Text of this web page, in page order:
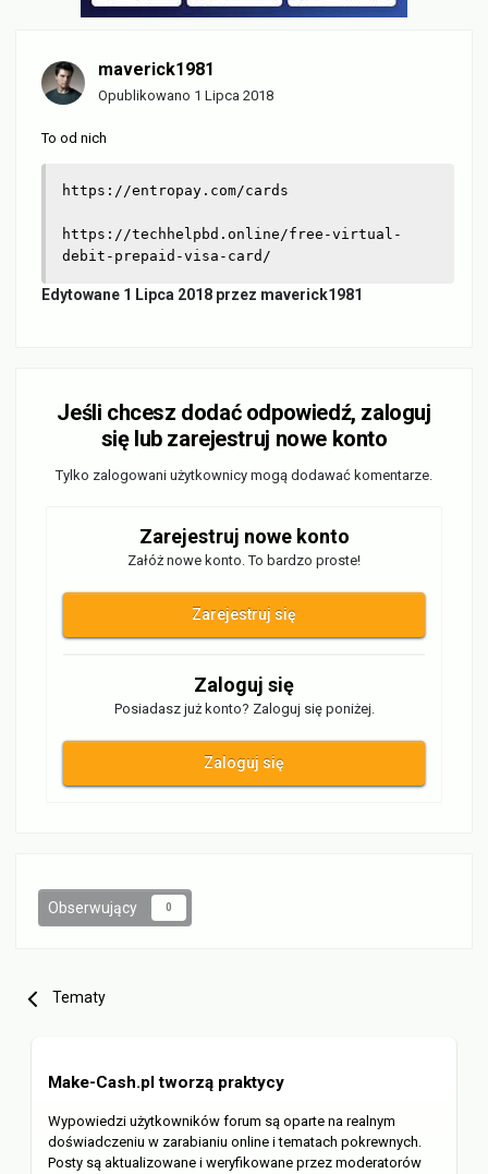
maverick1981
Opublikowano 1 Lipca 2018
To od nich
https://entropay.com/cards
https://techhelpbd.online/free-virtual-
debit-prepaid-visa-card/
Edytowane 1 Lipca 2018 przez maverick1981
Jeśli chcesz dodać odpowiedź, zaloguj
się lub zarejestruj nowe konto
Tylko zalogowani użytkownicy mogą dodawać komentarze.
Zarejestruj nowe konto
Załóż nowe konto. To bardzo proste!
Zarejestruj się
Zaloguj się
Posiadasz już konto? Zaloguj się poniżej.
Zaloguj się
Obserwujący 0
Tematy
Make-Cash.pl tworzą praktycy
Wypowiedzi użytkowników forum są oparte na realnym
doświadczeniu w zarabianiu online i tematach pokrewnych.
Posty są aktualizowane i weryfikowane przez moderatorów